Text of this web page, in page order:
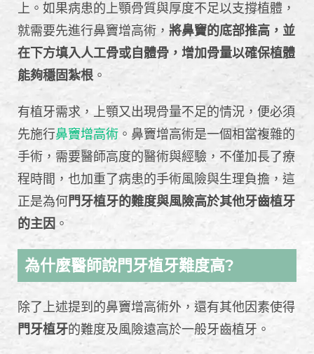
上。如果病患的上顎骨質與厚度不足以支撐植體，
就需要先進行鼻竇增高術， 將鼻竇的底部推高，並
在下方填入人工骨或自體骨，增加骨量以確保植體
能夠穩固紮根。
有植牙需求，上顎又出現骨量不足的情況，便必須
先施行鼻竇增高術 。鼻竇增高術是一個相當複雜的
手術，需要醫師高度的醫術與經驗，不僅加長了療
程時間，也加重了病患的手術風險與生理負擔，這
正是為何門牙植牙的難度與風險高於其他牙齒植牙
的主因 。
為什麼醫師說門牙植牙難度高?
除了上述提到的鼻竇增高術外，還有其他因素使得
門牙植牙的難度及風險遠高於一般牙齒植牙。